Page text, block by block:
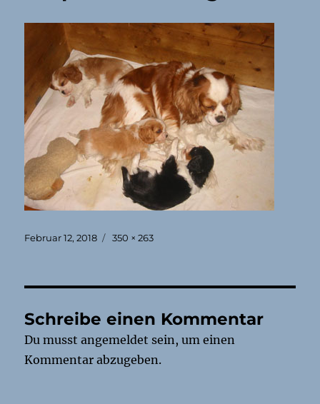
Veröffentlicht
Februar 12, 2018 Originalgröße
350 × 263
Schreibe einen Kommentar
Du musstangemeldet sein, um einen
Kommentar abzugeben.